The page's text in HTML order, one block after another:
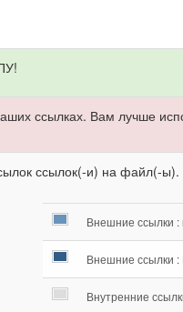
ссылках. Вам лучше
ссылок(-и) на файл(-ы).
Внешние ссылки :
Внешние ссылки :
Внутренние